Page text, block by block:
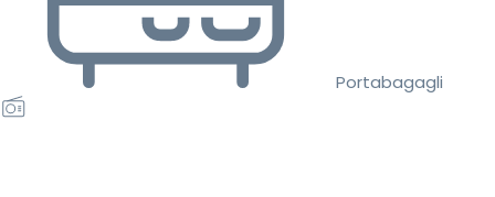
Portabagagli